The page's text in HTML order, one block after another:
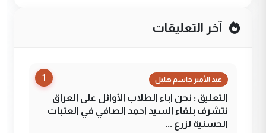
آخر التعليقات
1 عبد الأمير جاسم هليل
التعليق : نحن اباء الطلاب الأوائل على العراق
نتشرف بلقاء السيد احمد الصافي في العتبات
الحسنية لزرع ...